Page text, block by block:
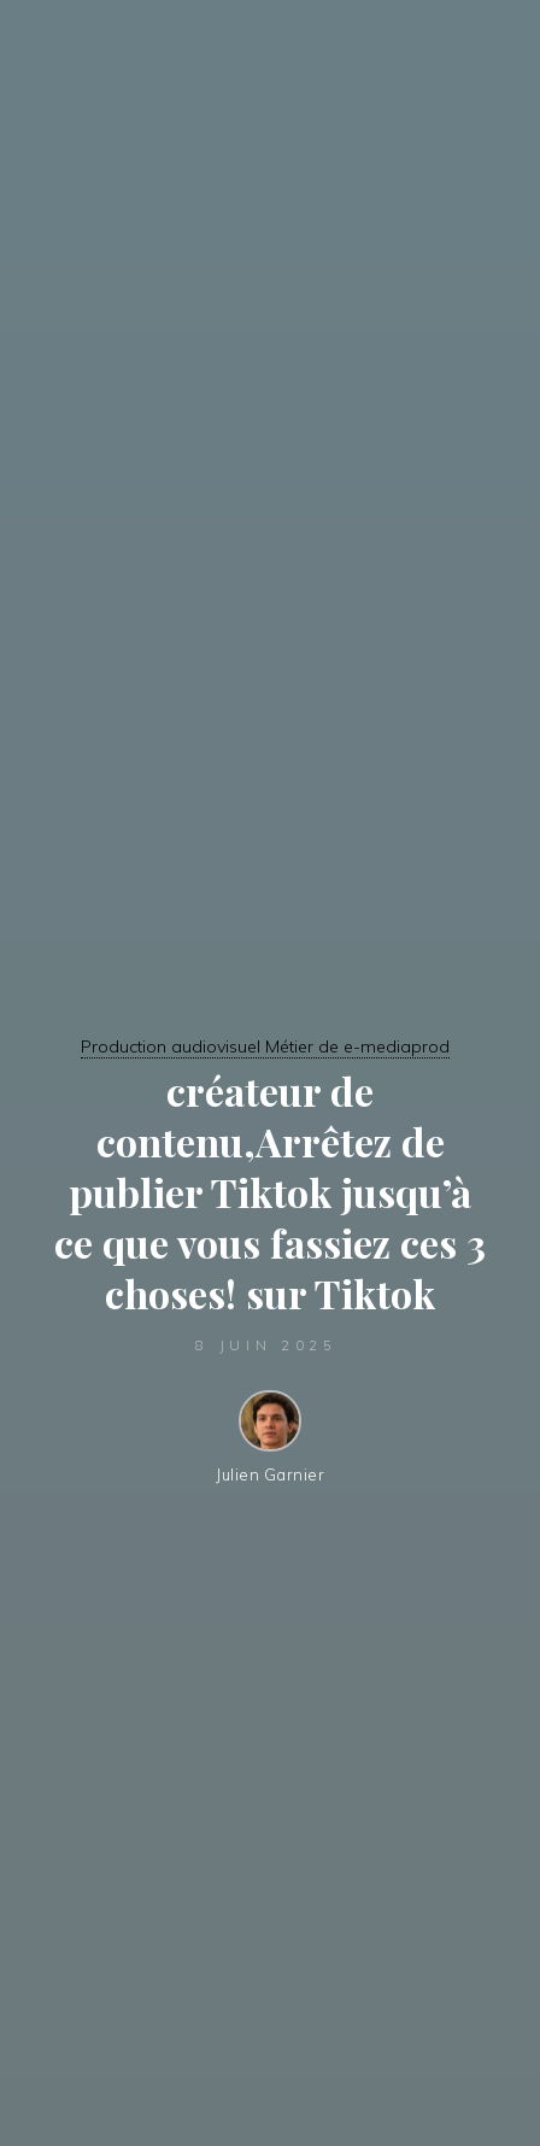
Production audiovisuel Métier de e-mediaprod
créateur de
contenu,Arrêtez de
publier Tiktok jusqu’à
ce que vous fassiez ces 3
choses! sur Tiktok
8 JUIN 2025
Julien Garnier